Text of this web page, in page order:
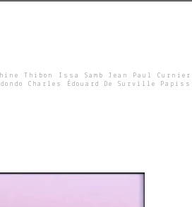
Thibon Issa Samb Jean Paul Curnier
Charles Édouard De Surville Papiss